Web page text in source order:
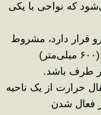
که نواحی با یکی
قرار دارد، مشروط
۶۰۰ میلی‌متر)
طرف باشد.
حرارت از یک ناحیه
فعال شدن